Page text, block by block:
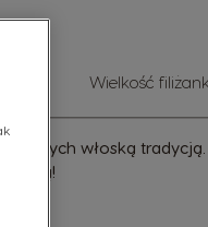
Wielkość
włoską